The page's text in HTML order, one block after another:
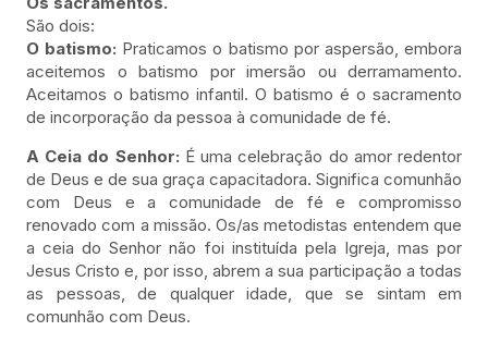
São dois:
O batismo: Praticamos o batismo por aspersão, embora
aceitemos o batismo por imersão ou derramamento.
Aceitamos o batismo infantil. O batismo é o sacramento
de incorporação da pessoa à comunidade de fé.
A Ceia do Senhor: É uma celebração do amor redentor
de Deus e de sua graça capacitadora. Significa comunhão
com Deus e a comunidade de fé e compromisso
renovado com a missão. Os/as metodistas entendem que
a ceia do Senhor não foi instituída pela Igreja, mas por
Jesus Cristo e, por isso, abrem a sua participação a todas
as pessoas, de qualquer idade, que se sintam em
comunhão com Deus.